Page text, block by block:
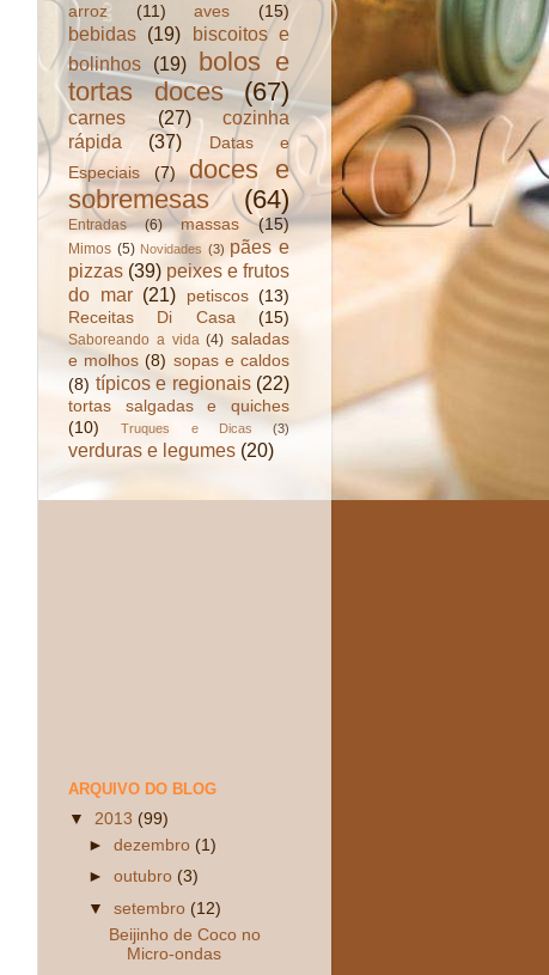
arroz (11) aves (15)
bebidas (19)
biscoitos e
bolinhos
(19)
bolos e
tortas doces
(67)
carnes (27)
cozinha
rápida
(37)
Datas e
Especiais
(7)
doces e
sobremesas
(64)
Entradas (6) massas (15)
Mimos (5) Novidades (3) pães e
pizzas (39) peixes e frutos
do mar (21) petiscos (13)
Receitas Di Casa
(15)
Saboreando a vida (4) saladas
e molhos (8) sopas e caldos
(8) típicos e regionais (22)
tortas salgadas e quiches
(10)
Truques e Dicas (3)
verduras e legumes (20)
ARQUIVO DO BLOG
▼ 2013 (99)
►dezembro (1)
►outubro (3)
▼setembro (12)
Beijinho de Coco no
Micro-ondas